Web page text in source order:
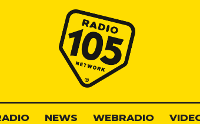
Radio 105
NEWS WEBRADIO